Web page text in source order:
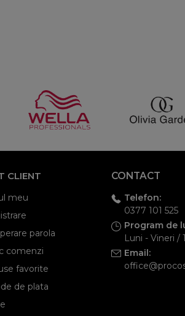
CLIENT
meu
parola
comenzi
favorite
de plata
CONTACT
Telefon:
0377 101 525
Program de
Luni - Vineri /
Email: